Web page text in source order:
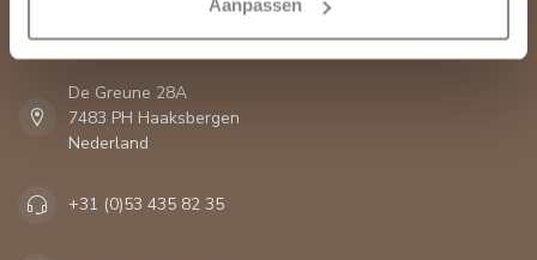
Aanpassen
Contactgegevens
De Greune 28A
7483 PH Haaksbergen
Nederland
+31 (0)53 435 82 35